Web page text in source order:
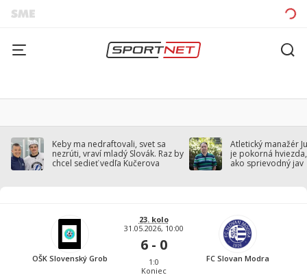
Keby ma nedraftovali, svet sa
nezrúti, vraví mladý Slovák. Raz by
chcel sedieť vedľa Kučerova
Atletický manažér
je pokorná
ako sprievodný jav
OŠK Slovenský Grob
23. kolo
31.05.2026, 10:00
6 - 0
1:0
Koniec
FC Slovan Modra